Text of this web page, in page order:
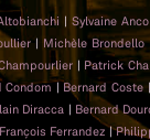
|Sylvaine
| Michèle Brondello
| Patrick
Condom|Bernard Coste
Diracca | Bernard
Ferrandez|